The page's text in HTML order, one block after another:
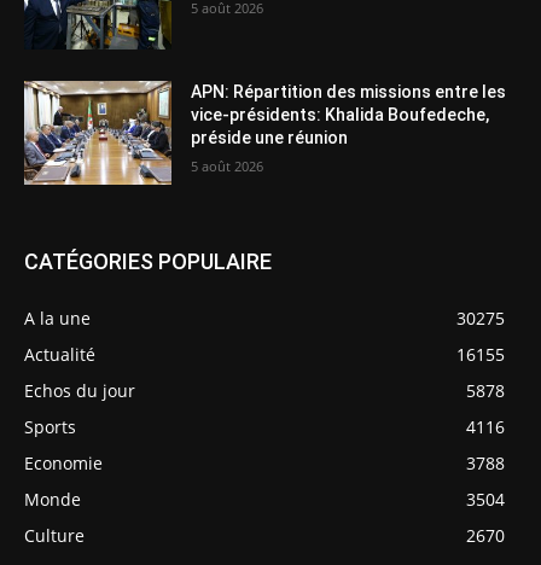
5 août 2026
APN: Répartition des missions entre les
vice-présidents: Khalida Boufedeche,
préside une réunion
5 août 2026
CATÉGORIES POPULAIRE
A la une
30275
Actualité
16155
Echos du jour
5878
Sports
4116
Economie
3788
Monde
3504
Culture
2670